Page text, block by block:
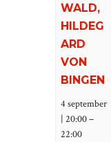
WALD,
HILDEG
ARD
VON
BINGEN
4 september
| 20:00–
22:00